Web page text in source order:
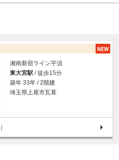
湘南新宿ライン宇須
東大宮駅 / 徒歩15分
築年 33年 / 2階建
埼玉県上尾市瓦葺
）